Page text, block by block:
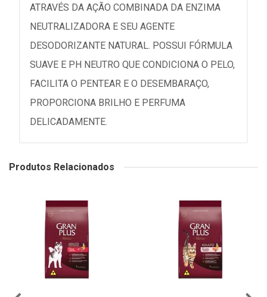
ATRAVÉS DA AÇÃO COMBINADA DA ENZIMA
NEUTRALIZADORA E SEU AGENTE
DESODORIZANTE NATURAL. POSSUI FÓRMULA
SUAVE E PH NEUTRO QUE CONDICIONA O PELO,
FACILITA O PENTEAR E O DESEMBARAÇO,
PROPORCIONA BRILHO E PERFUMA
DELICADAMENTE.
Produtos Relacionados